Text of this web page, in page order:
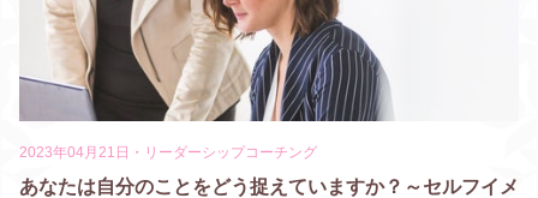
2023年04月21日 ・ リーダーシップコーチング
あなたは自分のことをどう捉えていますか？～セルフイメ